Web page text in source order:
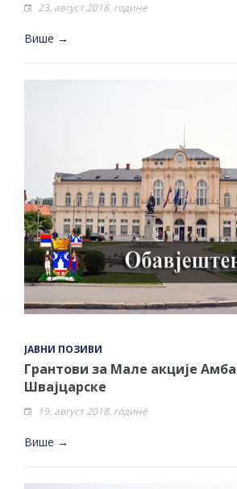
23. август 2018. године
Више →
ЈАВНИ ПОЗИВИ
Грантови за Мале акције
Швајцарске
19. август 2018. године
Више →